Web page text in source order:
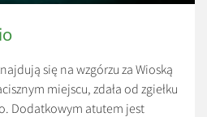
się na wzgórzu za Wioską
miejscu, zdała od zgiełku
Dodatkowym atutem jest